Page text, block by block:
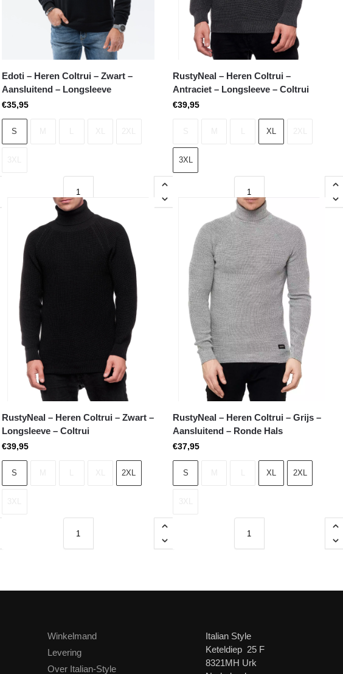
Edoti – Heren Coltrui – Zwart –
Aansluitend – Longsleeve
€35,95
S
RustyNeal – Heren Coltrui –
Antraciet – Longsleeve – Coltrui
€39,95
XL
3XL
RustyNeal – Heren Coltrui – Zwart –
Longsleeve – Coltrui
€39,95
S 2XL
RustyNeal – Heren Coltrui – Grijs –
Aansluitend – Ronde Hals
€37,95
S XL 2XL
Winkelmand
Levering
Over Italian-Style
Italian Style
Keteldiep 25 F
8321MH Urk